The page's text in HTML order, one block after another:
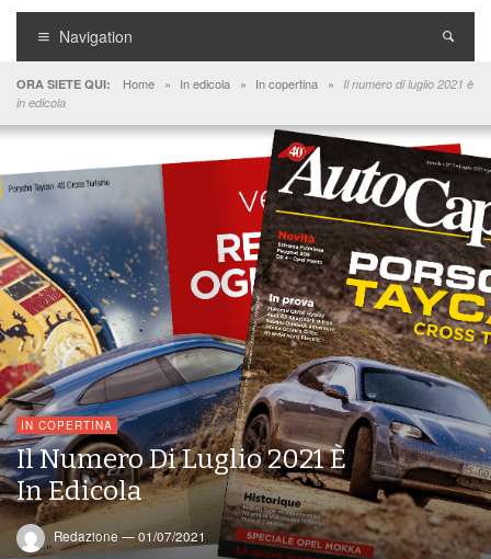
AutoCapital di marzo è in edicola!
AutoCapital di febbraio è in edicola!
E Luce sia!
Navigation
ORA SIETE QUI: Home » In edicola » In copertina »
Il numero di luglio 2021 è
in edicola
IN COPERTINA
Il Numero Di Luglio 2021 È
In Edicola
Redazione —01/07/2021